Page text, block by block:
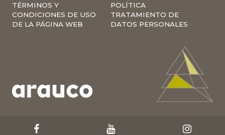
TÉRMINOS Y
CONDICIONES DE USO
DE LA PÁGINA WEB
POLÍTICA
TRATAMIENTO DE
DATOS PERSONALES